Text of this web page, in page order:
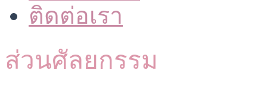
ติดต่อเรา
ส่วนศัลยกรรม